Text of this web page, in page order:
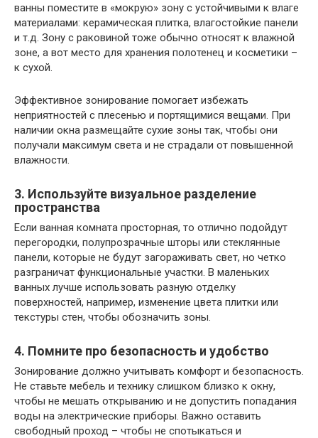
ванны поместите в «мокрую» зону с устойчивыми к влаге
материалами: керамическая плитка, влагостойкие панели
и т.д. Зону с раковиной тоже обычно относят к влажной
зоне, а вот место для хранения полотенец и косметики –
к сухой.
Эффективное зонирование помогает избежать
неприятностей с плесенью и портящимися вещами. При
наличии окна размещайте сухие зоны так, чтобы они
получали максимум света и не страдали от повышенной
влажности.
3. Используйте визуальное разделение
пространства
Если ванная комната просторная, то отлично подойдут
перегородки, полупрозрачные шторы или стеклянные
панели, которые не будут загораживать свет, но четко
разграничат функциональные участки. В маленьких
ванных лучше использовать разную отделку
поверхностей, например, изменение цвета плитки или
текстуры стен, чтобы обозначить зоны.
4. Помните про безопасность и удобство
Зонирование должно учитывать комфорт и безопасность.
Не ставьте мебель и технику слишком близко к окну,
чтобы не мешать открыванию и не допустить попадания
воды на электрические приборы. Важно оставить
свободный проход – чтобы не спотыкаться и